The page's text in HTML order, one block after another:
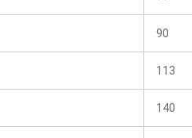
90
113
140